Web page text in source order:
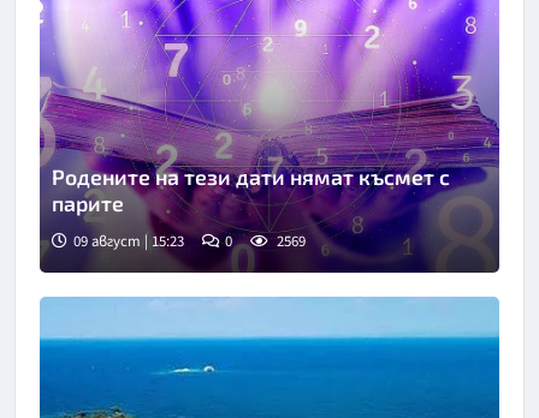
Родените на тези дати нямат късмет с
парите
09 август | 15:23 0 2569